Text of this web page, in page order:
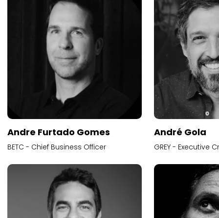
Andre Furtado Gomes
BETC - Chief Business Officer
André Gola
GREY - Executive